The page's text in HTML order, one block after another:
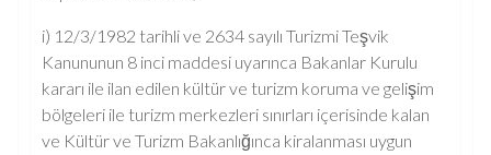
i) 12/3/1982 tarihli ve 2634 sayılı Turizmi Teşvik
Kanununun 8 inci maddesi uyarınca Bakanlar Kurulu
kararı ile ilan edilen kültür ve turizm koruma ve gelişim
bölgeleri ile turizm merkezleri sınırları içerisinde kalan
ve Kültür ve Turizm Bakanlığınca kiralanması uygun